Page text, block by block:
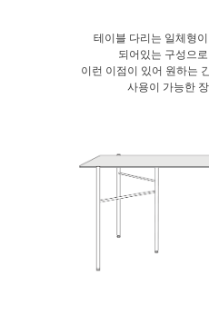
테이블 다리는 일체형
되어있는 구성으
이런 이점이 있어 원하는
사용이 가능한